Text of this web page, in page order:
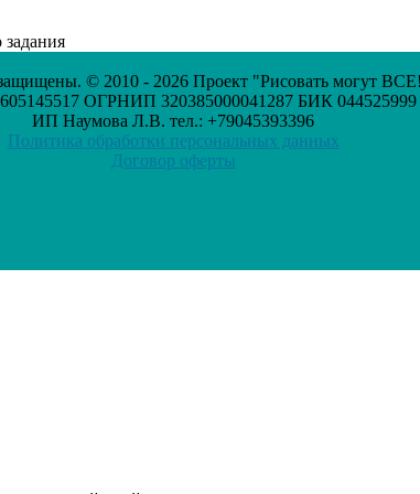
© 2010 - 2026 Проект "Рисовать могут
ОГРНИП 320385000041287 БИК 044525999
ИП Наумова Л.В. тел.: +79045393396
Политика обработки персональных данных
Договор оферты